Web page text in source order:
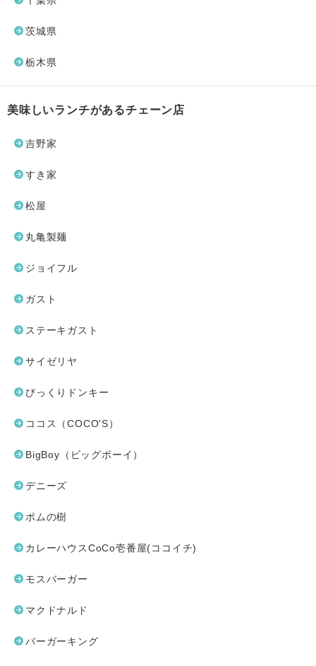
茨城県
栃木県
美味しいランチがあるチェーン店
吉野家
すき家
松屋
丸亀製麺
ジョイフル
ガスト
ステーキガスト
サイゼリヤ
びっくりドンキー
ココス（COCO'S）
BigBoy（ビッグボーイ）
デニーズ
ポムの樹
カレーハウスCoCo壱番屋(ココイチ)
モスバーガー
マクドナルド
バーガーキング